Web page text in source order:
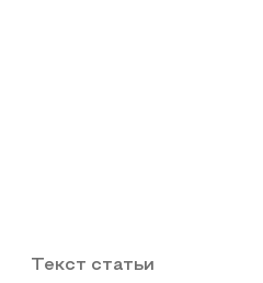
Текст статьи